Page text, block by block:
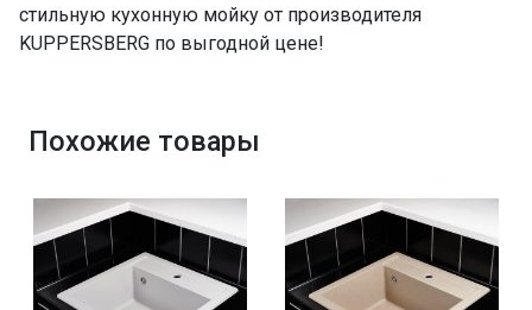
стильную кухонную мойку от производителя
KUPPERSBERG по выгодной цене!
Похожие товары